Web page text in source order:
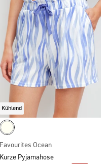
Kühlend
Favourites Ocean
Kurze Pyjamahose